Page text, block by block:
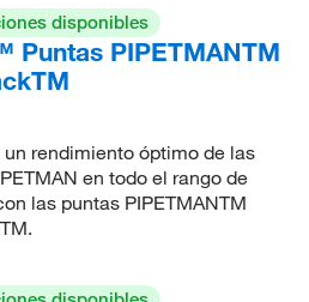
disponibles
Puntas PIPETMANTM
rendimiento óptimo de las
en todo el rango de
las puntas PIPETMANTM